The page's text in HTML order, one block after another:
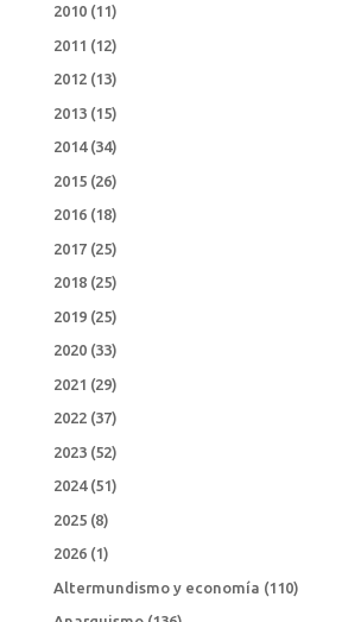
2010(11)
2011 (12)
2012(13)
2013(15)
2014(34)
2015(26)
2016(18)
2017(25)
2018(25)
2019(25)
2020(33)
2021 (29)
2022(37)
2023(52)
2024(51)
2025(8)
2026(1)
Altermundismo y economía (110)